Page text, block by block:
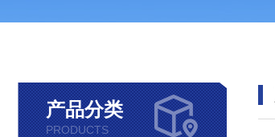
产品分类
PRODUCTS